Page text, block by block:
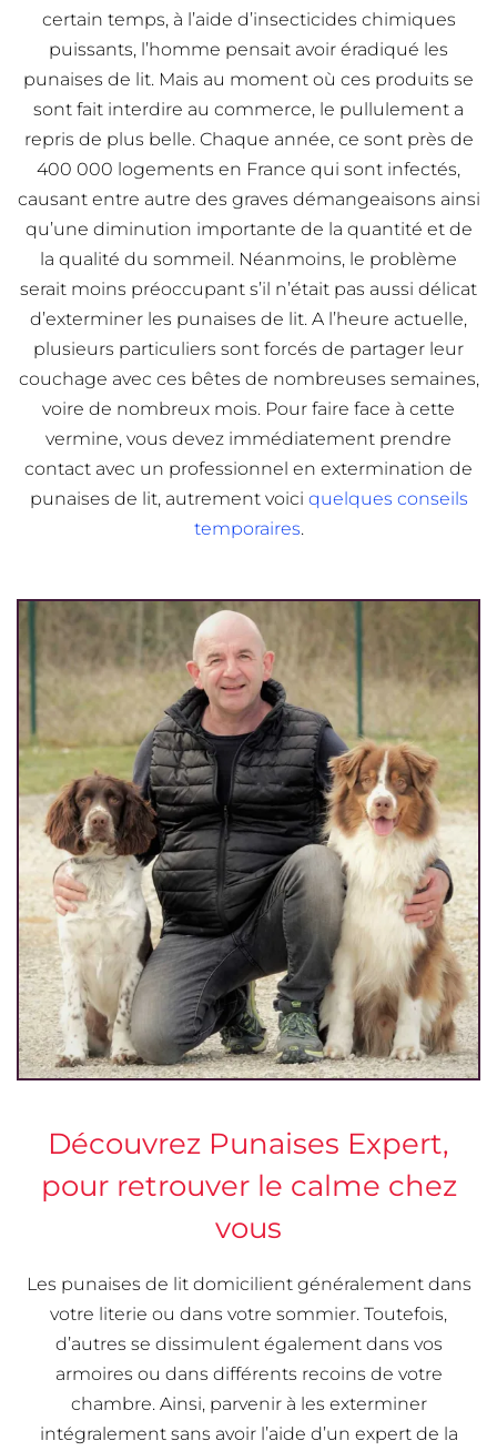
certain temps, à l’aide d’insecticides chimiques
puissants, l’homme pensait avoir éradiqué les
punaises de lit. Mais au moment où ces produits se
sont fait interdire au commerce, le pullulement a
repris de plus belle. Chaque année, ce sont près de
400 000 logements en France qui sont infectés,
causant entre autre des graves démangeaisons ainsi
qu’une diminution importante de la quantité et de
la qualité du sommeil. Néanmoins, le problème
serait moins préoccupant s’il n’était pas aussi délicat
d’exterminer les punaises de lit. A l’heure actuelle,
plusieurs particuliers sont forcés de partager leur
couchage avec ces bêtes de nombreuses semaines,
voire de nombreux mois. Pour faire face à cette
vermine, vous devez immédiatement prendre
contact avec un professionnel en extermination de
punaises de lit, autrement voici quelques conseils
temporaires.
Découvrez Punaises Expert,
pour retrouver le calme chez
vous
Les punaises de lit domicilient généralement dans
votre literie ou dans votre sommier. Toutefois,
d’autres se dissimulent également dans vos
armoires ou dans différents recoins de votre
chambre. Ainsi, parvenir à les exterminer
intégralement sans avoir l’aide d’un expert de la